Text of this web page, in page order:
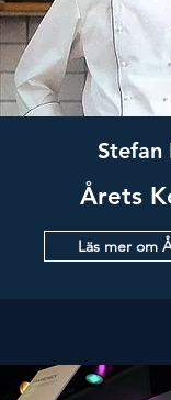
Stefan
Årets
Läs mer om